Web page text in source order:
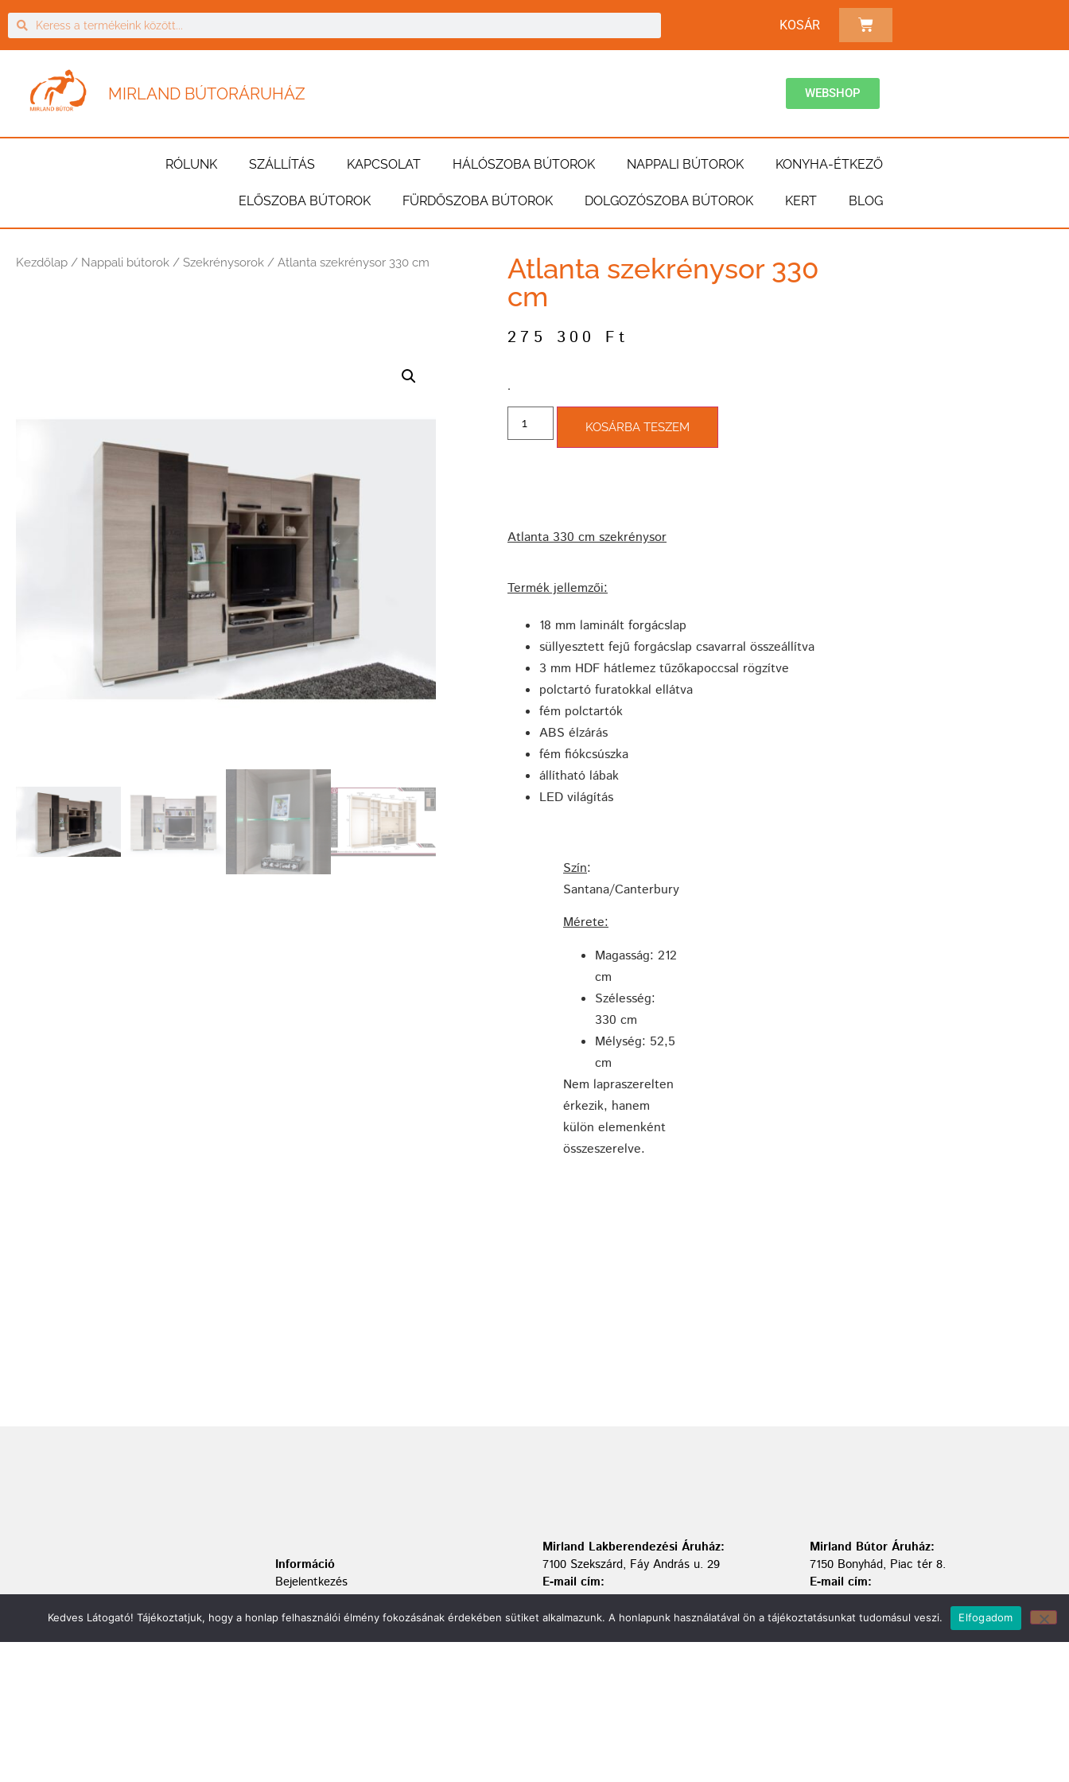
KOSÁR
MIRLAND BÚTORÁRUHÁZ WEBSHOP
RÓLUNK SZÁLLÍTÁS KAPCSOLAT HÁLÓSZOBA BÚTOROK NAPPALI BÚTOROK KONYHA-ÉTKEZŐ
ELŐSZOBA BÚTOROK FÜRDŐSZOBA BÚTOROK DOLGOZÓSZOBA BÚTOROK KERT BLOG
Kezdőlap / Nappali bútorok / Szekrénysorok / Atlanta szekrénysor 330 cm
Atlanta szekrénysor 330
cm
275 300 Ft
­.
KOSÁRBA TESZEM
Atlanta 330 cm szekrénysor
Termék jellemzői:
18 mm laminált forgácslap
süllyesztett fejű forgácslap csavarral összeállítva
3 mm HDF hátlemez tűzőkapoccsal rögzítve
polctartó furatokkal ellátva
fém polctartók
ABS élzárás
fém fiókcsúszka
állítható lábak
LED világítás
Szín:
Santana/Canterbury
Mérete:
Magasság: 212
cm
Szélesség:
330 cm
Mélység: 52,5
cm
Nem lapraszerelten
érkezik, hanem
külön elemenként
összeszerelve.
Információ
Bejelentkezés
Kapcsolat
Adatvédelem
Mirland Lakberendezési Áruház:
7100 Szekszárd, Fáy András u. 29
E-mail cím:
webmirland@gmail.com
Nyitvatartás:
Mirland Bútor Áruház:
7150 Bonyhád, Piac tér 8.
E-mail cím:
webmirland@gmail.com
Nyitvatartás:
H-CS 9-17 P 8-17 Sz: 9-12 Ebédszünet: 12-13
Kedves Látogató! Tájékoztatjuk, hogy a honlap felhasználói élmény fokozásának érdekében sütiket alkalmazunk. A honlapunk használatával ön a tájékoztatásunkat tudomásul veszi. Elfogadom